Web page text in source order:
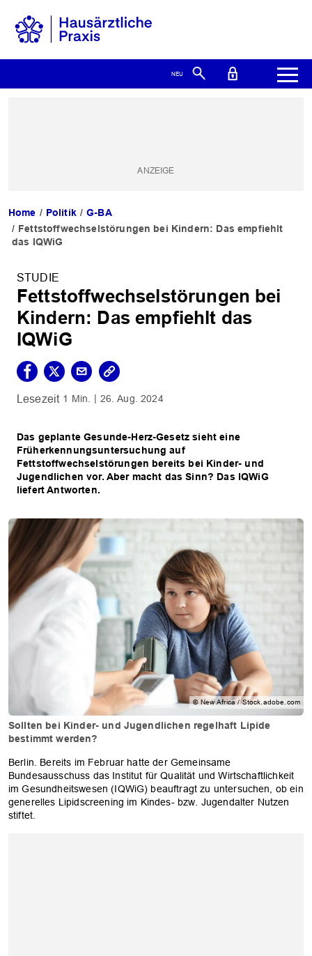
Home Politik
G-BA
Fettstoffwechselstörungen bei Kindern: Das empfiehlt
das IQWiG
STUDIE
Fettstoffwechselstörungen bei
Kindern: Das empfiehlt das
IQWiG
1 Min. 26. Aug. 2024
Das geplante Gesunde-Herz-Gesetz sieht eine
Früherkennungsuntersuchung auf
Fettstoffwechselstörungen bereits bei Kinder- und
Jugendlichen vor. Aber macht das Sinn? Das IQWiG
liefert Antworten.
© New Africa / Stock.adobe.com
Sollten bei Kinder- und Jugendlichen regelhaft Lipide
bestimmt werden?
Berlin. Bereits im Februar hatte der Gemeinsame
Bundesausschuss das Institut für Qualität und Wirtschaftlichkeit
im Gesundheitswesen (IQWiG) beauftragt zu untersuchen, ob ein
generelles Lipidscreening im Kindes- bzw. Jugendalter Nutzen
stiftet.